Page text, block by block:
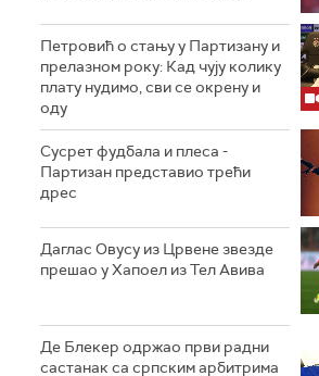
Петровић о стању у Партизану и
прелазном року: Кад чују колику
плату нудимо, сви се окрену и
оду
Сусрет фудбала и плеса -
Партизан представио трећи
дрес
Даглас Овусу из Црвене звезде
прешао у Хапоел из Тел Авива
Де Блекер одржао први радни
састанак са српским арбитрима